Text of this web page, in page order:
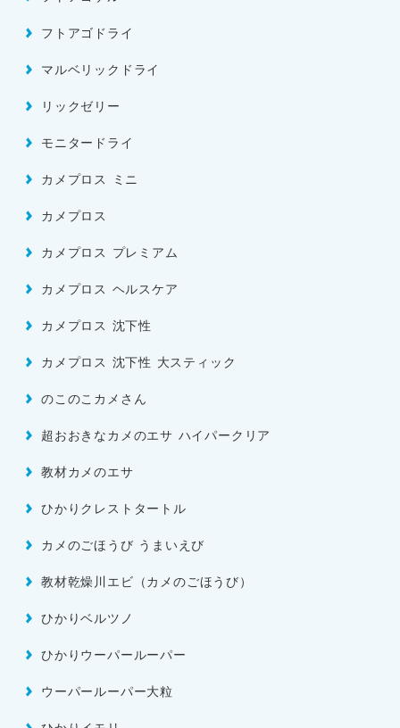
フトアゴドライ
マルベリックドライ
リックゼリー
モニタードライ
カメプロス ミニ
カメプロス
カメプロス プレミアム
カメプロス ヘルスケア
カメプロス 沈下性
カメプロス 沈下性 大スティック
のこのこカメさん
超おおきなカメのエサ ハイパークリア
教材カメのエサ
ひかりクレストタートル
カメのごほうび うまいえび
教材乾燥川エビ（カメのごほうび）
ひかりベルツノ
ひかりウーパールーパー
ウーパールーパー大粒